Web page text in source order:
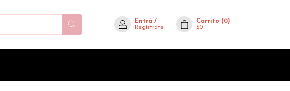
Entrá /
Registráte
Carrito (0)
$0